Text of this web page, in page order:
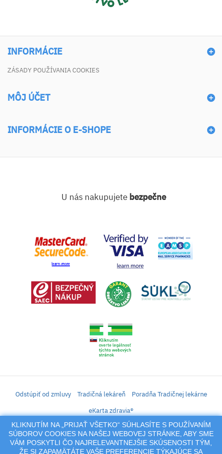
INFORMÁCIE
ZÁSADY POUŽÍVANIA COOKIES
MÔJ ÚČET
INFORMÁCIE O E-SHOPE
KLIKNUTÍM NA „PRIJAŤ VŠETKO“ SÚHLASÍTE S POUŽÍVANÍM
SÚBOROV COOKIES NA NAŠEJ WEBOVEJ STRÁNKE, ABY SME
VÁM POSKYTLI ČO NAJRELEVANTNEJŠIE SKÚSENOSTI TÝM,
ŽE SI ZAPAMÄTÁTE VAŠE PREFERENCIE TÝKAJÚCE SA
U nás nakupujete bezpečne
Odstúpiť od zmluvy Tradičná lekáreň
Poradňa Tradičnej lekárne
eKarta zdravia®
iLekáreň – Zásielkový predaj liekov, vitamínov, výživových doplnkov, prípravkov s
liečivým účinkom a kozmetiky. Elektronické zaslanie receptu.
Na tento portál sa vzťahujú autorské práva a akákoľvek jeho reprodukcia